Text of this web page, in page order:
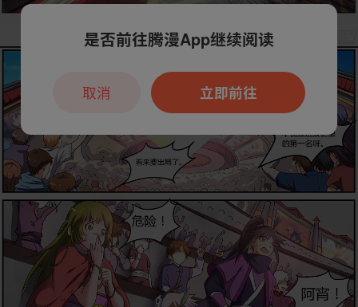
是否前往腾漫App继续阅读
立即前往
取消